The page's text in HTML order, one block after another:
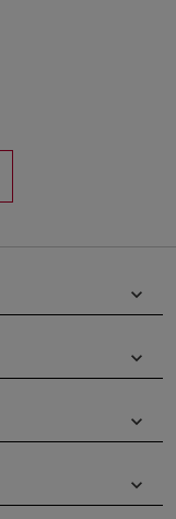
keyboard_arrow_down
keyboard_arrow_down
keyboard_arrow_down
keyboard_arrow_down